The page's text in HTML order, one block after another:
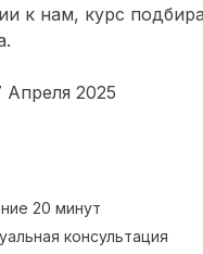
к нам, курс
2025
20 минут
консультация